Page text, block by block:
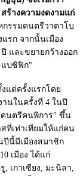
ร้างความงดงามแก่
กรรมดนตรีวาตาโบ
แรก จากนั้นเมือง
และขยายกว้างออก
แปซิฟิก"
ต่ครั้งแรกโดย
านในครั้งที่ 4 ในปี
ดนตรีคนพิการ" ขึ้น
ที่เท่าเทียมให้แก่คน
ปีนี้มีเมืองสมาชิก
เมือง ได้แก่
เกาเซียง, มะนิลา,